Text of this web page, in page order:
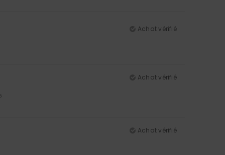
Achat vérifié
Achat vérifié
Achat vérifié